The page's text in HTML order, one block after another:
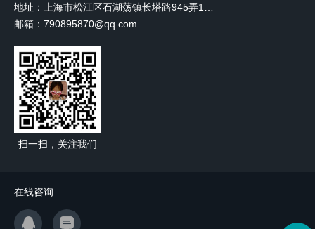
邮箱：790895870@qq.com
扫一扫，关注我们
在线咨询